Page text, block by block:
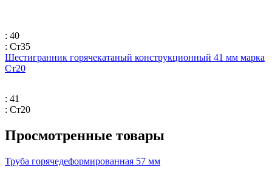
: 40
: Ст35
Шестигранник горячекатаный конструкционный 41 мм марка
Ст20
: 41
: Ст20
Просмотренные товары
Труба горячедеформированная 57 мм